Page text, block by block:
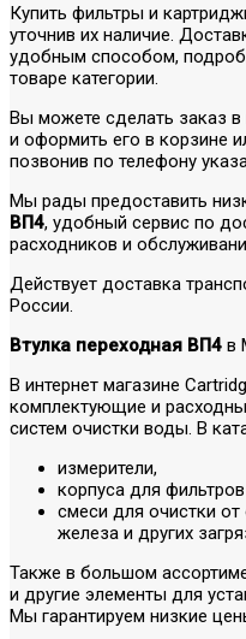
Купить фильтры и
уточнив их наличие.
удобным способом,
товаре категории.
Вы можете сделать заказ в
и оформить его в корзине
позвонив по телефону
Мы рады предоставить
ВП4, удобный сервис по
расходников и
Действует доставка
России.
Втулка переходная ВП4 в
В интернет магазине
комплектующие и
систем очистки воды. В
измерители,
корпуса для
смеси для очистки от
железа и других
Также в большом
и другие элементы для
Мы гарантируем низкие